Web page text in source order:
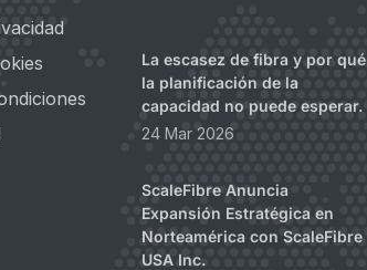
La escasez de fibra y por qué
la planificación de la
capacidad no puede esperar.
24 Mar 2026
ScaleFibre Anuncia
Expansión Estratégica en
Norteamérica con ScaleFibre
USA Inc.